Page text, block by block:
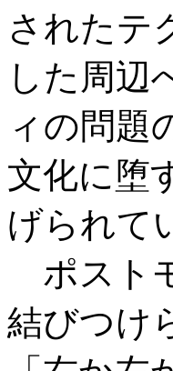
されたテ
した周辺
ィの問題
文化に堕
げられて
ポスト
結びつけ